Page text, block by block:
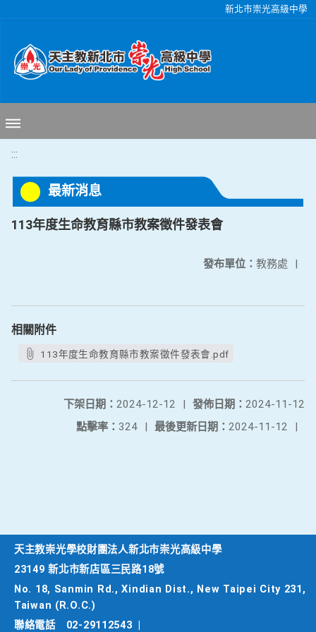
新北市崇光高級中學
:::
最新消息
113年度生命教育縣市教案徵件發表會
發布單位： 教務處 |
相關附件
113年度生命教育縣市教案徵件發表會.pdf
發佈日期： 2024-11-12
下架日期： 2024-12-12
|
最後更新日期： 2024-11-12 |
點擊率： 324 |
天主教崇光學校財團法人新北市崇光高級中學
23149 新北市新店區三民路18號
No. 18, Sanmin Rd., Xindian Dist., New Taipei City 231,
Taiwan (R.O.C.)
聯絡電話
02-29112543